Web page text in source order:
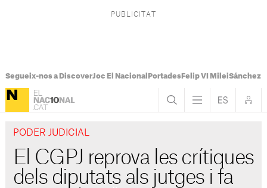
Segueix-nos a DiscoverJoc El Nacional PortadesFelip VI MileiSánchez
PODER JUDICIAL
El CGPJ reprova les crítiques
dels diputats als jutges i fa